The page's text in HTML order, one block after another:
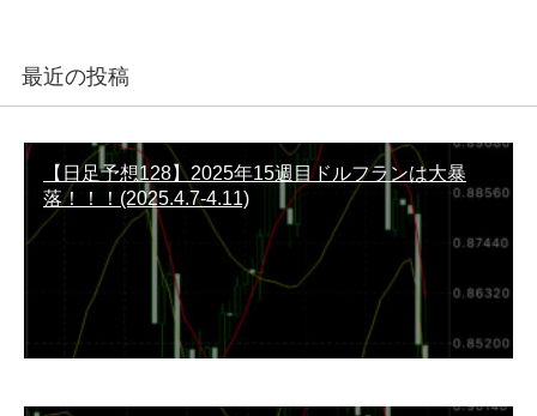
最近の投稿
【日足予想128】2025年15週目ドルフランは大暴
落！！！(2025.4.7-4.11)